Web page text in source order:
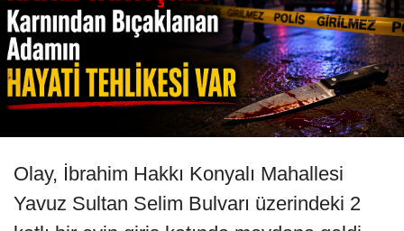
Olay, İbrahim Hakkı Konyalı Mahallesi
Yavuz Sultan Selim Bulvarı üzerindeki 2